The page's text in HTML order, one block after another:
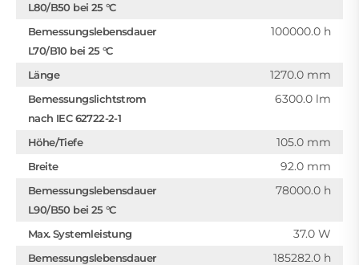
L80/B50 bei 25 °C
Bemessungslebensdauer
L70/B10 bei 25 °C
100000.0 h
Länge 1270.0 mm
Bemessungslichtstrom
nach IEC 62722-2-1
6300.0 lm
Höhe/Tiefe 105.0 mm
Breite 92.0 mm
Bemessungslebensdauer
L90/B50 bei 25 °C
78000.0 h
Max. Systemleistung 37.0 W
Bemessungslebensdauer
185282.0 h